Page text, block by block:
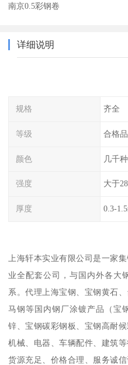
南京0.5彩钢卷
详细说明
规格 齐全
等级 合格品
颜色 几千种
强度 大于
厚度 0.3-
上海轩本实业有限公司是一家
业全配套公司，与国内外各大
系。代理上海宝钢、宝钢黄石
马钢等国内钢厂涂镀产品（宝
锌、宝钢碳彩钢板、宝钢高耐
机械、电器、车辆配件、建筑
货源充足、价格合理、服务诚